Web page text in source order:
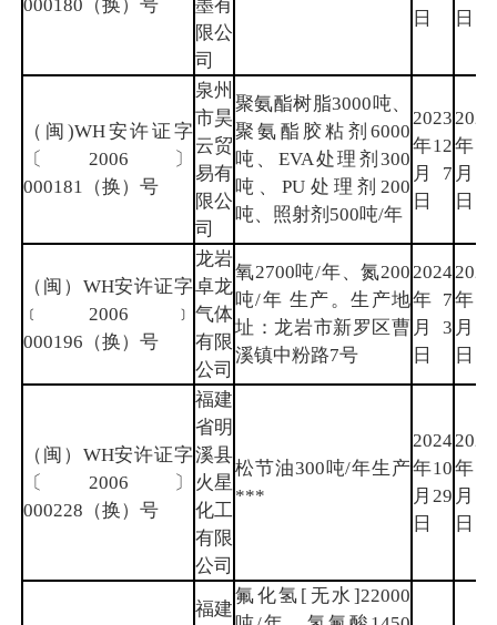
000180（换）号
墨有
限公
司
日
日
（闽)WH安许证字
〔2006〕
000181（换）号
泉州
市昊
云贸
易有
限公
司
聚氨酯树脂3000吨、
聚氨酯胶粘剂6000
吨、EVA处理剂300
吨、PU处理剂200
吨、照射剂500吨/年
2023
年12
月7
日
2026
年7
月19
日
（闽）WH安许证字
﹝2006﹞
000196（换）号
龙岩
卓龙
气体
有限
公司
氧2700吨/年、氮200
吨/年 生产。生产地
址：龙岩市新罗区曹
溪镇中粉路7号
2024
年7
月3
日
2027
年7
月1
日
（闽）WH安许证字
〔2006〕
000228（换）号
福建
省明
溪县
火星
化工
有限
公司
松节油300吨/年生产
***
2024
年10
月29
日
2027
年9
月6
日
福建
氟化氢[无水]22000